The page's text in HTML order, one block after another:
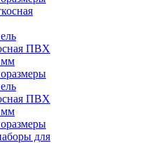
ПВХ
мм
ПВХ
мм
для